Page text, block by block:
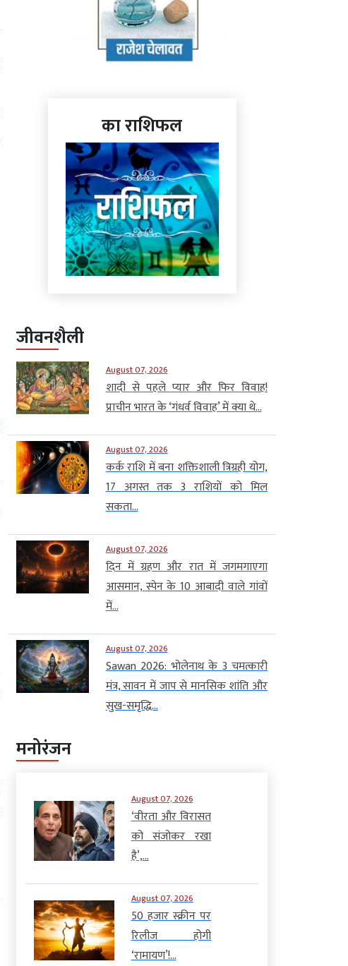
का राशिफल
जीवनशैली
August 07, 2026
शादी से पहले प्यार और फिर विवाह!
प्राचीन भारत के ‘गंधर्व विवाह’ में क्या थे...
August 07, 2026
कर्क राशि में बना शक्तिशाली त्रिग्रही योग,
17 अगस्त तक 3 राशियों को मिल
सकता...
August 07, 2026
दिन में ग्रहण और रात में जगमगाएगा
आसमान, स्पेन के 10 आबादी वाले गांवों
में...
August 07, 2026
Sawan 2026: भोलेनाथ के 3 चमत्कारी
मंत्र, सावन में जाप से मानसिक शांति और
सुख-समृद्धि...
मनोरंजन
August 07, 2026
‘वीरता और विरासत
को संजोकर रखा
है’,...
August 07, 2026
50 हजार स्क्रीन पर
रिलीज होगी
‘रामायण’!...